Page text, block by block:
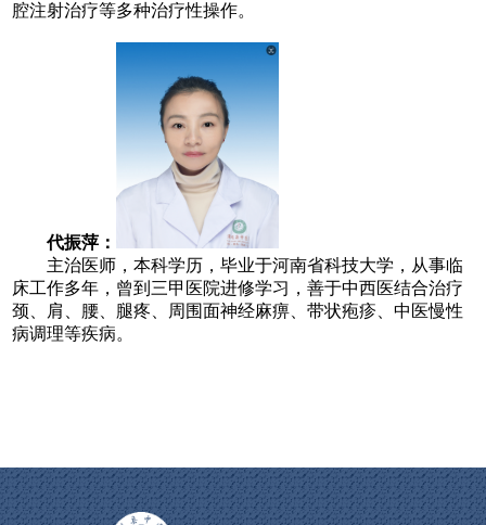
腔注射治疗等多种治疗性操作。
代振萍：
主治医师，本科学历，毕业于河南省科技大学，从事临
床工作多年，曾到三甲医院进修学习，善于中西医结合治疗
颈、肩、腰、腿疼、周围面神经麻痹、带状疱疹、中医慢性
病调理等疾病。